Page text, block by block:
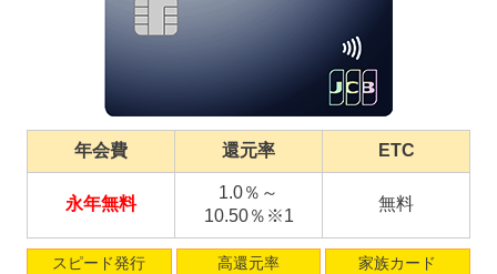
年会費 還元率 ETC
永年無料
1.0％～
10.50％※1
無料
スピード発行 高還元率 家族カード